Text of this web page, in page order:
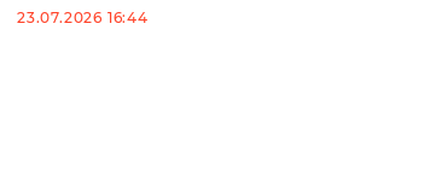
23.07.2026 16:44